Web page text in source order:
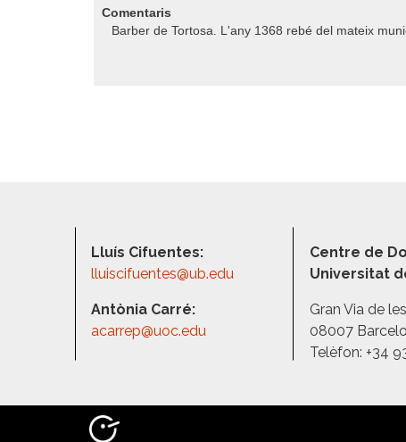
Comentaris
Barber de Tortosa. L'any 1368 rebé del mateix
Lluís Cifuentes:
lluiscifuentes@ub.edu
Antònia Carré:
acarrep@uoc.edu
Centre de
Universitat
Gran Via de
08007
Telèfon: +34